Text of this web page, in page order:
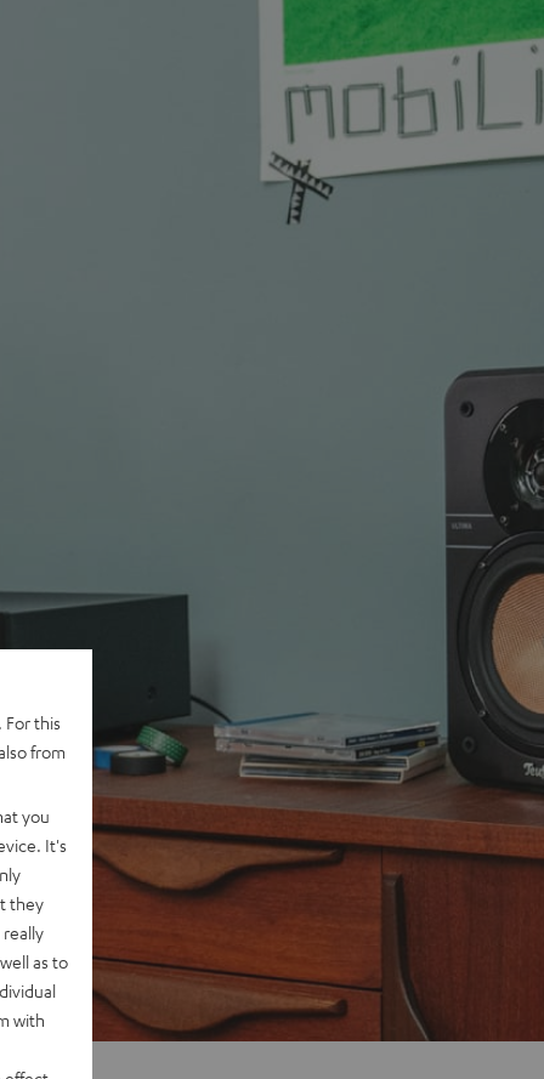
this
from
you
It's
they
as to
with